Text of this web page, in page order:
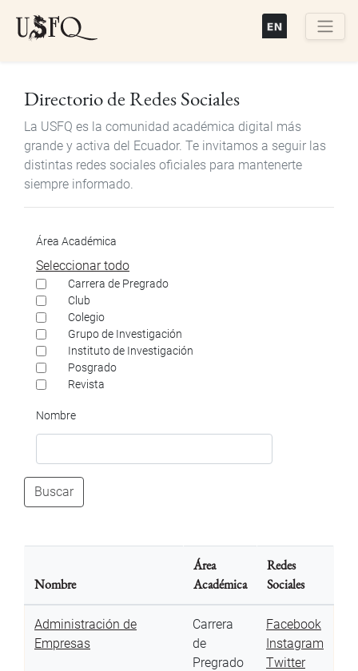
Directorio de Redes Sociales
La USFQ es la comunidad académica digital más
grande y activa del Ecuador. Te invitamos a seguir las
distintas redes sociales oficiales para mantenerte
siempre informado.
Área Académica
Seleccionar todo
Carrera de Pregrado
Club
Colegio
Grupo de Investigación
Instituto de Investigación
Posgrado
Revista
Nombre
Buscar
Nombre
Área
Académica
Redes
Sociales
Administración de
Empresas
Carrera
de
Pregrado
Facebook
Instagram
Twitter